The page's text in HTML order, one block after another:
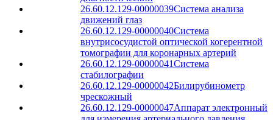
26.60.12.129-00000039Система анализа
движений глаз
26.60.12.129-00000040Система
внутрисосудистой оптической когерентной
томографии для коронарных артерий
26.60.12.129-00000041Система
стабилографии
26.60.12.129-00000042Билирубинометр
чрескожный
26.60.12.129-00000047Аппарат электронный